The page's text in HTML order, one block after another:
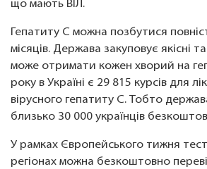
що мають ВІЛ.
Гепатиту С можна позбутися
місяців. Держава закуповує якісні та
може отримати кожен хворий на
року в Україні є 29 815 курсів для
вірусного гепатиту С. Тобто
близько 30 000 українців
У рамках Європейського тижня
регіонах можна безкоштовно